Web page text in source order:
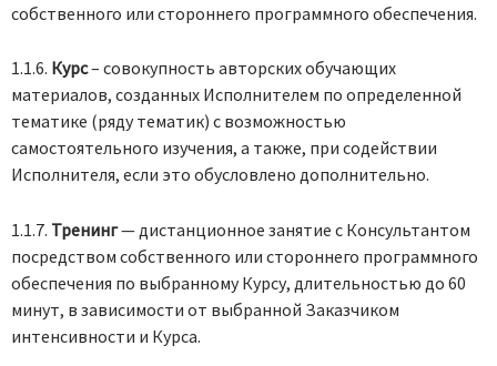
собственного или стороннего программного обеспечения.
1.1.6. Курс– совокупность авторских обучающих
материалов, созданных Исполнителем по определенной
тематике (ряду тематик) с возможностью
самостоятельного изучения, а также, при содействии
Исполнителя, если это обусловлено дополнительно.
1.1.7. Тренинг— дистанционное занятие с Консультантом
посредством собственного или стороннего программного
обеспечения по выбранному Курсу, длительностью до 60
минут, в зависимости от выбранной Заказчиком
интенсивности и Курса.